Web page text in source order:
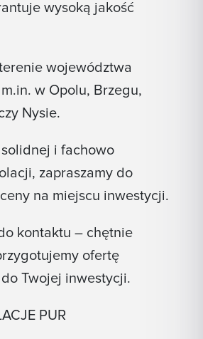
wysoką jakość
województwa
w Opolu, Brzegu,
Nysie.
i fachowo
zapraszamy do
na miejscu inwestycji.
kontaktu – chętnie
ofertę
Twojej inwestycji.
PUR